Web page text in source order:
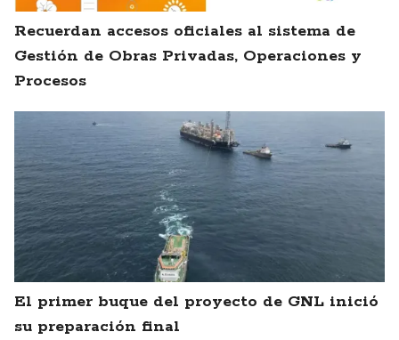
Recuerdan accesos oficiales al sistema de
Gestión de Obras Privadas, Operaciones y
Procesos
El primer buque del proyecto de GNL inició
su preparación final